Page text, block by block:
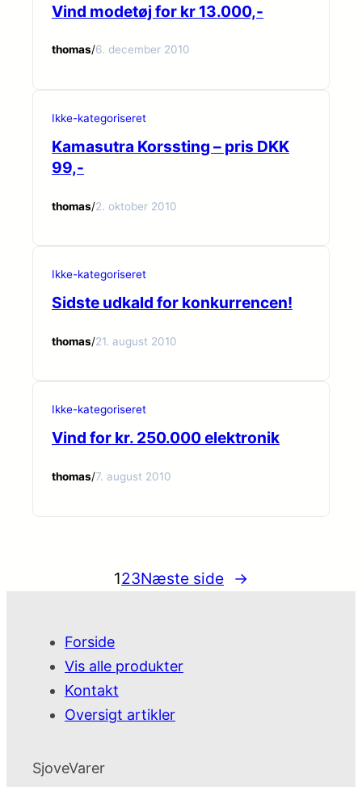
Vind modetøj for kr 13.000,-
thomas/6. december 2010
Ikke-kategoriseret
Kamasutra Korssting – pris DKK
99,-
thomas/2. oktober 2010
Ikke-kategoriseret
Sidste udkald for konkurrencen!
thomas/21. august 2010
Ikke-kategoriseret
Vind for kr. 250.000 elektronik
thomas/7. august 2010
123Næste side →
Forside
Vis alle produkter
Kontakt
Oversigt artikler
SjoveVarer